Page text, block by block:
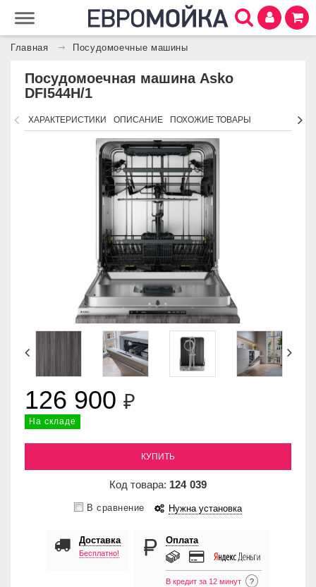
Главная Посудомоечные машины
Посудомоечная машина Asko
DFI544H/1
ХАРАКТЕРИСТИКИ ОПИСАНИЕ ПОХОЖИЕ ТОВАРЫ
126 900 ₽
На складе
КУПИТЬ
Код товара: 124 039
В сравнение Нужна установка
Доставка
Бесплатно!
Оплата
В кредит за 12 минут ?